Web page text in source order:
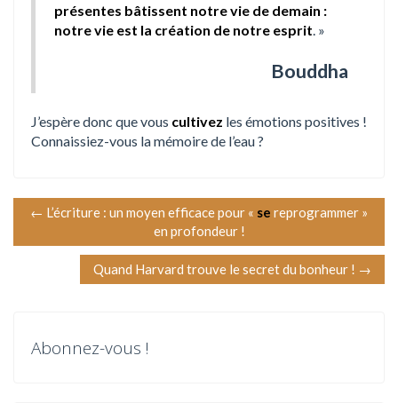
présentes bâtissent notre vie de demain :
notre vie est la création de notre esprit . »
Bouddha
J’espère donc que vous cultivez les émotions positives !
Connaissiez-vous la mémoire de l’eau ?
N
a
← L’écriture : un moyen efficace pour « se reprogrammer »
en profondeur !
Quand Harvard trouve le secret du bonheur ! →
Abonnez-vous !